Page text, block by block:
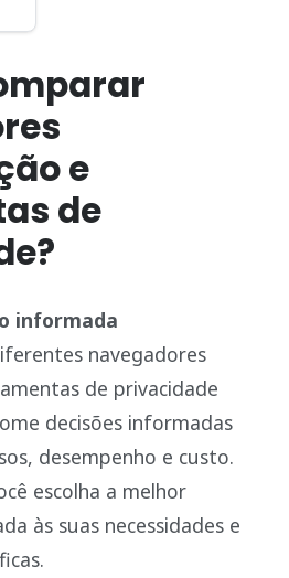
e
de
informada
navegadores
de privacidade
decisões informadas
desempenho e custo.
escolha a melhor
às suas necessidades e